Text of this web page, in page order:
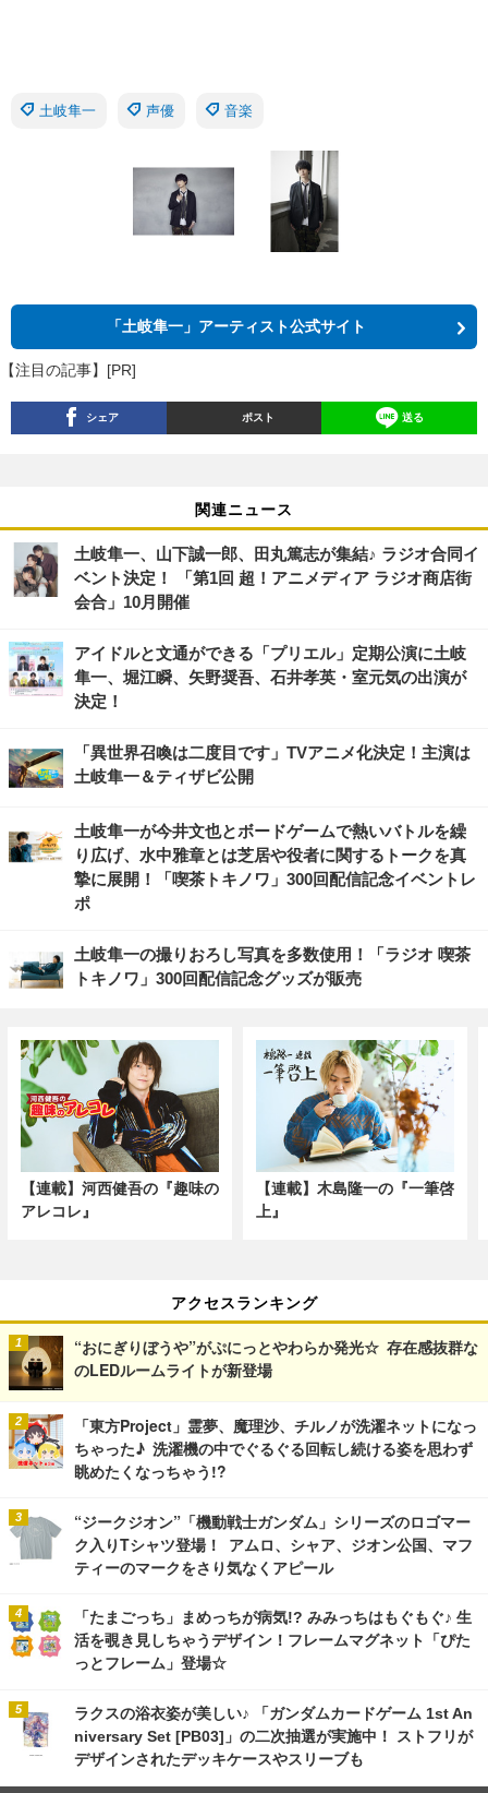
土岐隼一 声優 音楽
「土岐隼一」アーティスト公式サイト
【注目の記事】[PR]
シェア ポスト 送る
関連ニュース
土岐隼一、山下誠一郎、田丸篤志が集結♪ ラジオ合同イ
ベント決定！ 「第1回 超！アニメディア ラジオ商店街
会合」10月開催
アイドルと文通ができる「プリエル」定期公演に土岐
隼一、堀江瞬、矢野奨吾、石井孝英・室元気の出演が
決定！
「異世界召喚は二度目です」TVアニメ化決定！主演は
土岐隼一＆ティザビ公開
土岐隼一が今井文也とボードゲームで熱いバトルを繰
り広げ、水中雅章とは芝居や役者に関するトークを真
摯に展開！「喫茶トキノワ」300回配信記念イベントレ
ポ
土岐隼一の撮りおろし写真を多数使用！「ラジオ 喫茶
トキノワ」300回配信記念グッズが販売
【連載】河西健吾の『趣味の
アレコレ』
【連載】木島隆一の『一筆啓
上』
アクセスランキング
“おにぎりぼうや”がぷにっとやわらか発光☆ 存在感抜群な
のLEDルームライトが新登場
「東方Project」霊夢、魔理沙、チルノが洗濯ネットになっ
ちゃった♪ 洗濯機の中でぐるぐる回転し続ける姿を思わず
眺めたくなっちゃう!?
“ジークジオン”「機動戦士ガンダム」シリーズのロゴマー
ク入りTシャツ登場！ アムロ、シャア、ジオン公国、マフ
ティーのマークをさり気なくアピール
「たまごっち」まめっちが病気!? みみっちはもぐもぐ♪ 生
活を覗き見しちゃうデザイン！フレームマグネット「ぴた
っとフレーム」登場☆
ラクスの浴衣姿が美しい♪ 「ガンダムカードゲーム 1st An
niversary Set [PB03]」の二次抽選が実施中！ ストフリが
デザインされたデッキケースやスリーブも